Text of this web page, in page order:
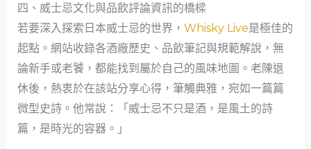
四、威士忌文化與品飲評論資訊的橋樑
若要深入探索日本威士忌的世界， Whisky Live是極佳的
起點。網站收錄各酒廠歷史、品飲筆記與規範解說，無
論新手或老饕，都能找到屬於自己的風味地圖。老陳退
休後，熱衷於在該站分享心得，筆觸典雅，宛如一篇篇
微型史詩。他常說：「威士忌不只是酒，是風土的詩
篇，是時光的容器。」